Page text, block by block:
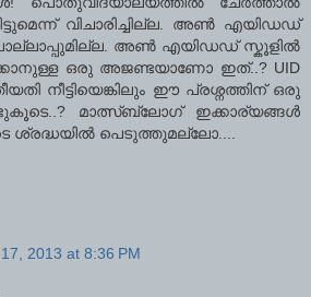
വിചാരിച്ചില്ല. അണ്‍ എയിഡഡ്
അണ്‍ എയിഡഡ് സ്കൂളില്‍
ഒരു അജണ്ടയാണോ ഇത്..? UID
നീട്ടിയെങ്കിലും ഈ പ്രശ്നത്തിന് ഒരു
മാത്സ്ബ്ലോഗ് ഇക്കാര്യങ്ങള്‍
ശ്രദ്ധയില്‍ പെടുത്തുമല്ലോ....
2013 at 8:36 PM